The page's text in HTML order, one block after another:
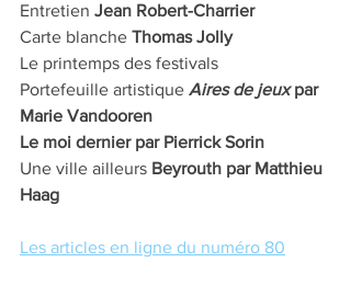
Entretien Jean Robert-Charrier
Carte blanche Thomas Jolly
Le printemps des festivals
Portefeuille artistique Aires de jeux par
Marie Vandooren
Le moi dernier par Pierrick Sorin
Une ville ailleurs Beyrouth par Matthieu
Haag
Les articles en ligne du numéro 80